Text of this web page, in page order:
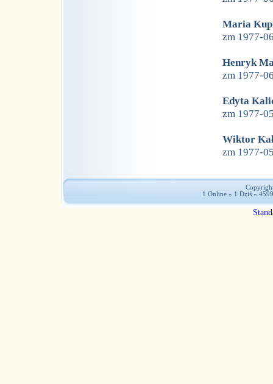
Maria
zm 1977-
Henryk
zm 1977-
Edyta
zm 1977-
Wiktor
zm 1977-
1 Online « 1 Dziś «